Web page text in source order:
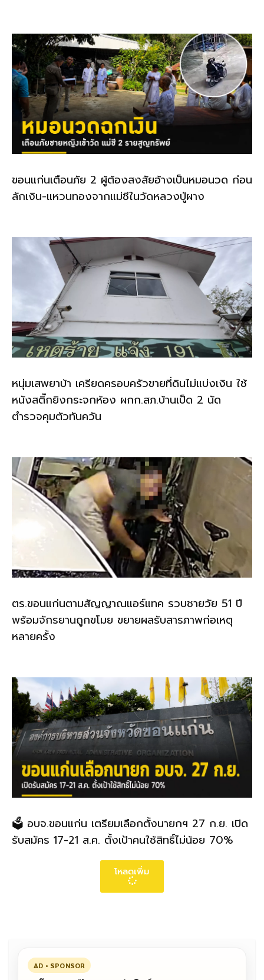
k
ขอนแก่นเตือนภัย 2 ผู้ต้องสงสัยอ้างเป็นหมอนวด ก่อน
ลักเงิน-แหวนทองจากแม่ชีในวัดหลวงปู่ผาง
หนุ่มเสพยาบ้า เครียดครอบครัวขายที่ดินไม่แบ่งเงิน ใช้
หนังสติ๊กยิงกระจกห้อง ผกก.สภ.บ้านเป็ด 2 นัด
ตำรวจคุมตัวทันควัน
ตร.ขอนแก่นตามสัญญาณแอร์แทค รวบชายวัย 51 ปี
พร้อมจักรยานถูกขโมย ขยายผลรับสารภาพก่อเหตุ
หลายครั้ง
🗳️ อบจ.ขอนแก่น เตรียมเลือกตั้งนายกฯ 27 ก.ย. เปิด
รับสมัคร 17-21 ส.ค. ตั้งเป้าคนใช้สิทธิ์ไม่น้อย 70%
โหลดเพิ่ม
AD • SPONSOR